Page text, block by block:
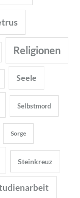
Religionen
Seele
Selbstmord
Sorge
Steinkreuz